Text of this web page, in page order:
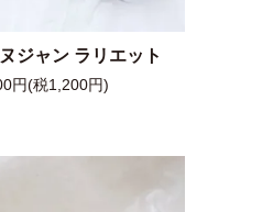
ジャン ラリエット
円(税1,200円)